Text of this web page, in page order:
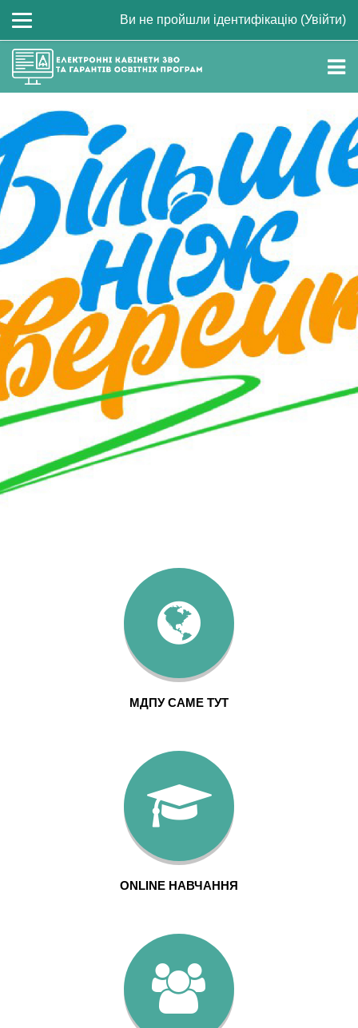
Перейти до головного вмісту
Ви не пройшли ідентифікацію (Увійти)
МДПУ САМЕ ТУТ
ONLINE НАВЧАННЯ